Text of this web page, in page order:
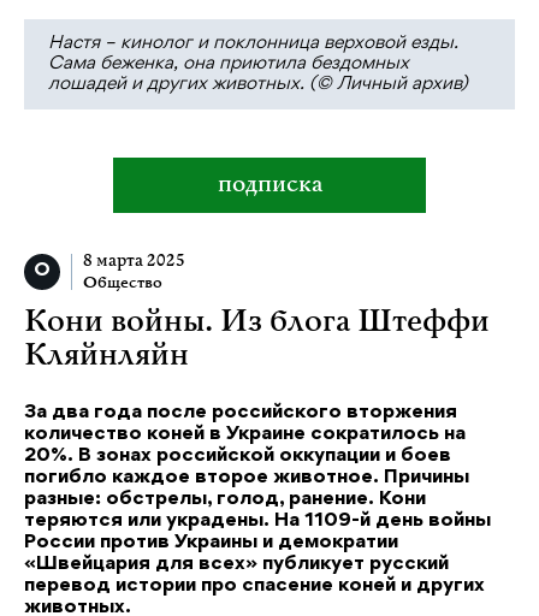
Настя – кинолог и поклонница верховой езды.
Сама беженка, она приютила бездомных
лошадей и других животных. (© Личный архив)
подписка
8 марта 2025
Общество
Кони войны. Из блога Штеффи
Кляйнляйн
За два года после российского вторжения
количество коней в Украине сократилось на
20%. В зонах российской оккупации и боев
погибло каждое второе животное. Причины
разные: обстрелы, голод, ранение. Кони
теряются или украдены. На 1109-й день войны
России против Украины и демократии
«Швейцария для всех» публикует русский
перевод истории про спасение коней и других
животных.